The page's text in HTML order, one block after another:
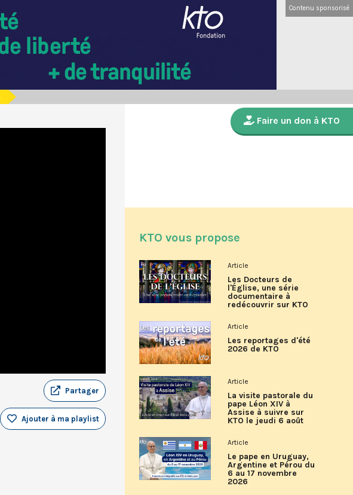
Contenu sponsorisé
Partager
Ajouter à ma playlist
Faire un don à KTO
KTO vous propose
Article
Les Docteurs de
l'Église, une série
documentaire à
redécouvrir sur KTO
Article
Les reportages d'été
2026 de KTO
Article
La visite pastorale du
pape Léon XIV à
Assise à suivre sur
KTO le jeudi 6 août
Article
Le pape en Uruguay,
Argentine et Pérou du
6 au 17 novembre
2026